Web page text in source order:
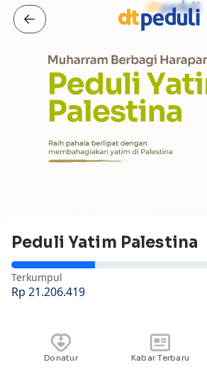
Peduli Yatim Palestina
Terkumpul
Rp 21.206.419
Donatur Kabar Terbaru